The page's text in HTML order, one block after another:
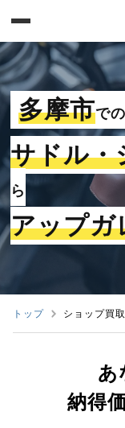
多摩市で
サドル・
ら
アップガ
トップ ショップ買
あ
納得